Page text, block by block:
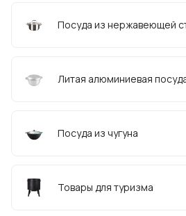
Посуда из нержавеющей
Литая алюминиевая
Посуда из чугуна
Товары для туризма